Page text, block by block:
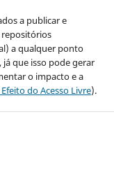
a publicar e
a qualquer ponto
que isso pode gerar
o impacto e a
do Acesso Livre).